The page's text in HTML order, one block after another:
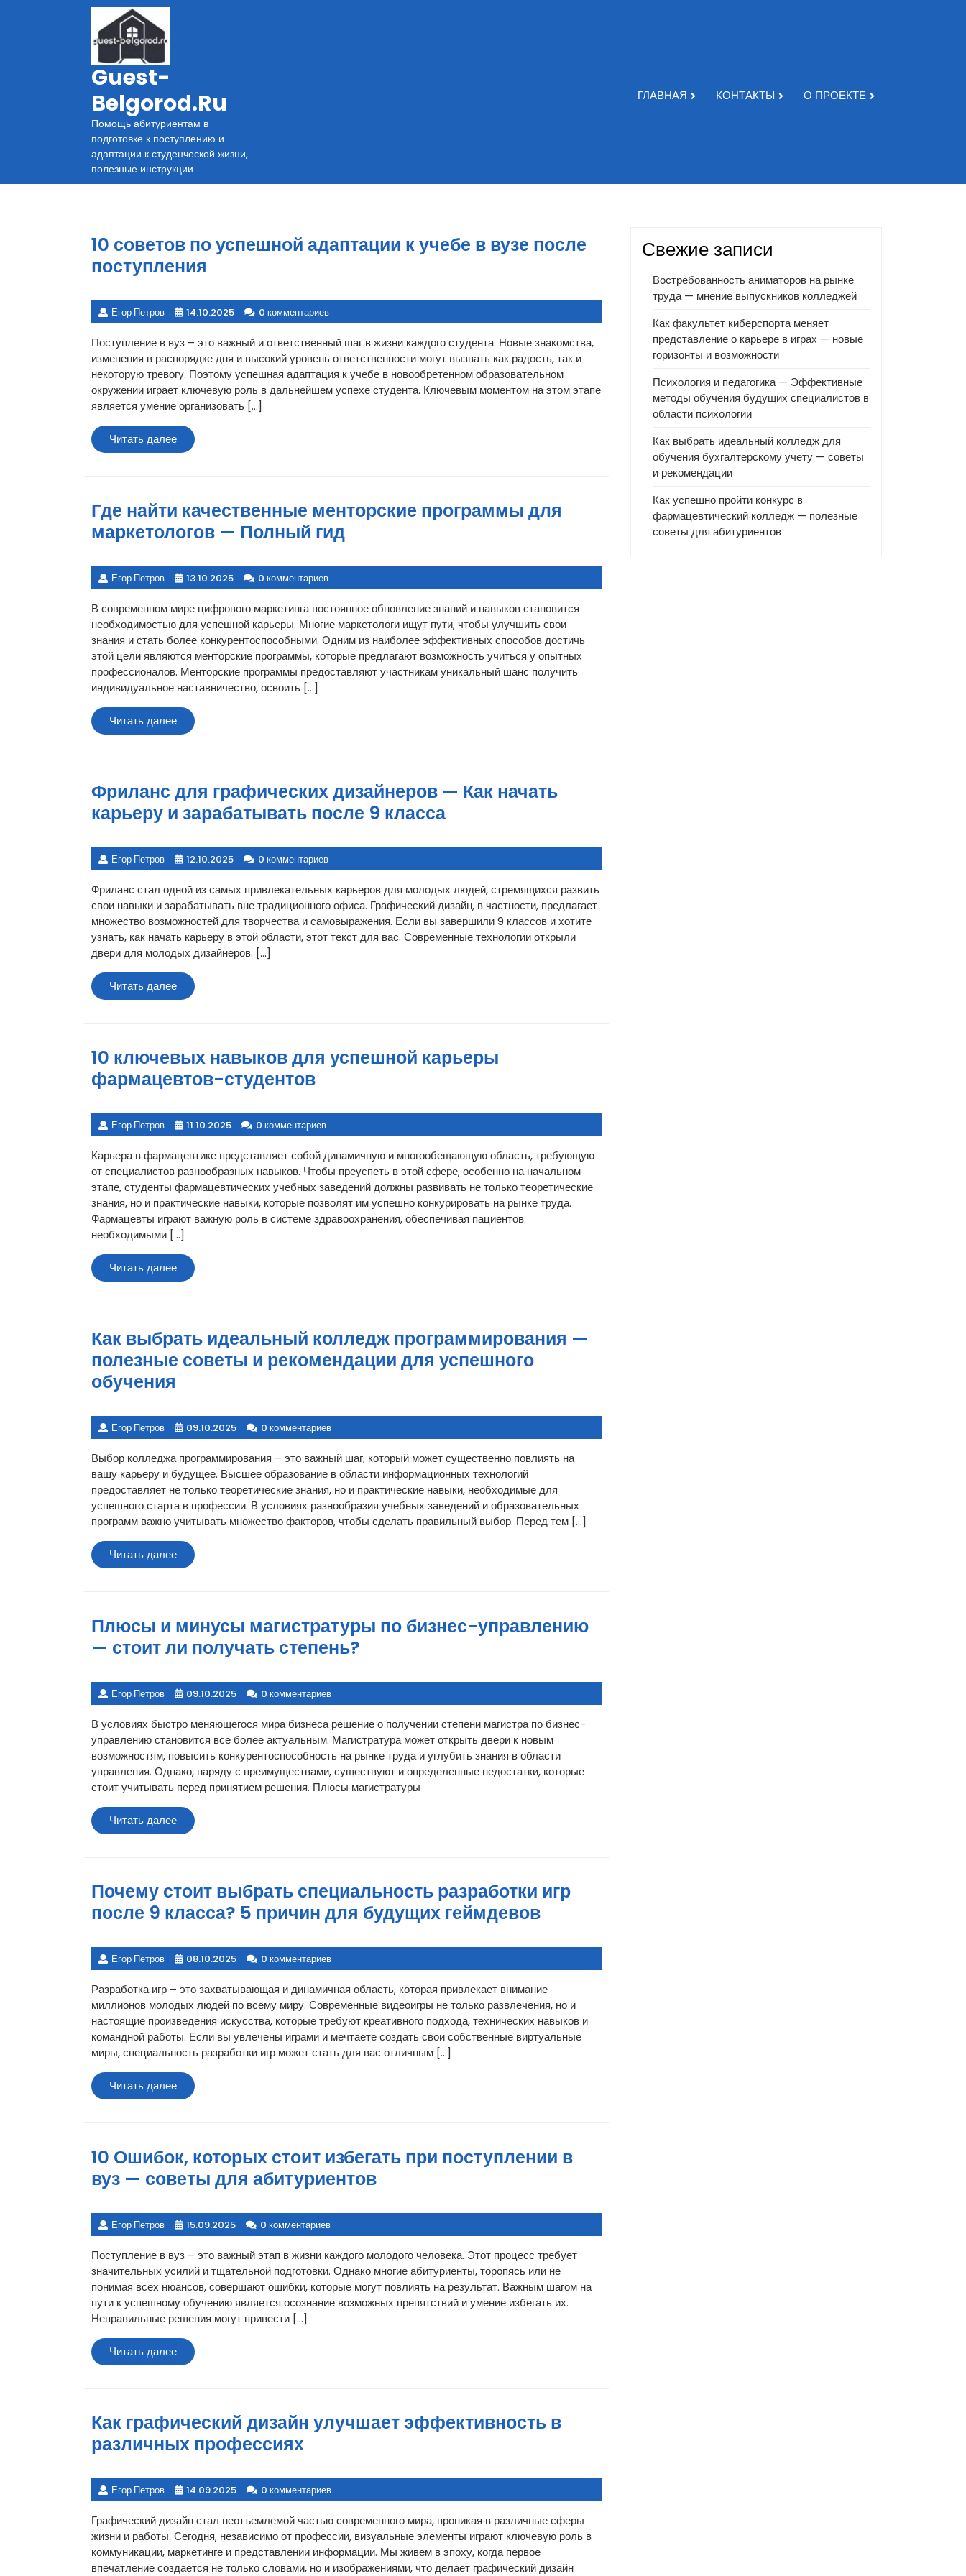
Guest-
Belgorod.ru
Помощь абитуриентам в
подготовке к поступлению и
адаптации к студенческой жизни,
полезные инструкции
ГЛАВНАЯ КОНТАКТЫ О ПРОЕКТЕ
10 советов по успешной адаптации к учебе в вузе после
поступления
Егор Петров 14.10.2025 0 комментариев
Поступление в вуз – это важный и ответственный шаг в жизни каждого студента. Новые знакомства,
изменения в распорядке дня и высокий уровень ответственности могут вызвать как радость, так и
некоторую тревогу. Поэтому успешная адаптация к учебе в новообретенном образовательном
окружении играет ключевую роль в дальнейшем успехе студента. Ключевым моментом на этом этапе
является умение организовать […]
Читать далееЧитать
далее
Где найти качественные менторские программы для
маркетологов — Полный гид
Егор Петров 13.10.2025 0 комментариев
В современном мире цифрового маркетинга постоянное обновление знаний и навыков становится
необходимостью для успешной карьеры. Многие маркетологи ищут пути, чтобы улучшить свои
знания и стать более конкурентоспособными. Одним из наиболее эффективных способов достичь
этой цели являются менторские программы, которые предлагают возможность учиться у опытных
профессионалов. Менторские программы предоставляют участникам уникальный шанс получить
индивидуальное наставничество, освоить […]
Читать далееЧитать
далее
Фриланс для графических дизайнеров — Как начать
карьеру и зарабатывать после 9 класса
Егор Петров 12.10.2025 0 комментариев
Фриланс стал одной из самых привлекательных карьеров для молодых людей, стремящихся развить
свои навыки и зарабатывать вне традиционного офиса. Графический дизайн, в частности, предлагает
множество возможностей для творчества и самовыражения. Если вы завершили 9 классов и хотите
узнать, как начать карьеру в этой области, этот текст для вас. Современные технологии открыли
двери для молодых дизайнеров. […]
Читать далееЧитать
далее
10 ключевых навыков для успешной карьеры
фармацевтов-студентов
Егор Петров 11.10.2025 0 комментариев
Карьера в фармацевтике представляет собой динамичную и многообещающую область, требующую
от специалистов разнообразных навыков. Чтобы преуспеть в этой сфере, особенно на начальном
этапе, студенты фармацевтических учебных заведений должны развивать не только теоретические
знания, но и практические навыки, которые позволят им успешно конкурировать на рынке труда.
Фармацевты играют важную роль в системе здравоохранения, обеспечивая пациентов
необходимыми […]
Читать далееЧитать
далее
Как выбрать идеальный колледж программирования —
полезные советы и рекомендации для успешного
обучения
Егор Петров 09.10.2025 0 комментариев
Выбор колледжа программирования – это важный шаг, который может существенно повлиять на
вашу карьеру и будущее. Высшее образование в области информационных технологий
предоставляет не только теоретические знания, но и практические навыки, необходимые для
успешного старта в профессии. В условиях разнообразия учебных заведений и образовательных
программ важно учитывать множество факторов, чтобы сделать правильный выбор. Перед тем […]
Читать далееЧитать
далее
Плюсы и минусы магистратуры по бизнес-управлению
— стоит ли получать степень?
Егор Петров 09.10.2025 0 комментариев
В условиях быстро меняющегося мира бизнеса решение о получении степени магистра по бизнес-
управлению становится все более актуальным. Магистратура может открыть двери к новым
возможностям, повысить конкурентоспособность на рынке труда и углубить знания в области
управления. Однако, наряду с преимуществами, существуют и определенные недостатки, которые
стоит учитывать перед принятием решения. Плюсы магистратуры
Читать далееЧитать
далее
Почему стоит выбрать специальность разработки игр
после 9 класса? 5 причин для будущих геймдевов
Егор Петров 08.10.2025 0 комментариев
Разработка игр – это захватывающая и динамичная область, которая привлекает внимание
миллионов молодых людей по всему миру. Современные видеоигры не только развлечения, но и
настоящие произведения искусства, которые требуют креативного подхода, технических навыков и
командной работы. Если вы увлечены играми и мечтаете создать свои собственные виртуальные
миры, специальность разработки игр может стать для вас отличным […]
Читать далееЧитать
далее
10 Ошибок, которых стоит избегать при поступлении в
вуз — советы для абитуриентов
Егор Петров 15.09.2025 0 комментариев
Поступление в вуз – это важный этап в жизни каждого молодого человека. Этот процесс требует
значительных усилий и тщательной подготовки. Однако многие абитуриенты, торопясь или не
понимая всех нюансов, совершают ошибки, которые могут повлиять на результат. Важным шагом на
пути к успешному обучению является осознание возможных препятствий и умение избегать их.
Неправильные решения могут привести […]
Читать далееЧитать
далее
Как графический дизайн улучшает эффективность в
различных профессиях
Егор Петров 14.09.2025 0 комментариев
Графический дизайн стал неотъемлемой частью современного мира, проникая в различные сферы
жизни и работы. Сегодня, независимо от профессии, визуальные элементы играют ключевую роль в
коммуникации, маркетинге и представлении информации. Мы живем в эпоху, когда первое
впечатление создается не только словами, но и изображениями, что делает графический дизайн
Свежие записи
Востребованность аниматоров на рынке
труда — мнение выпускников колледжей
Как факультет киберспорта меняет
представление о карьере в играх — новые
горизонты и возможности
Психология и педагогика — Эффективные
методы обучения будущих специалистов в
области психологии
Как выбрать идеальный колледж для
обучения бухгалтерскому учету — советы
и рекомендации
Как успешно пройти конкурс в
фармацевтический колледж — полезные
советы для абитуриентов